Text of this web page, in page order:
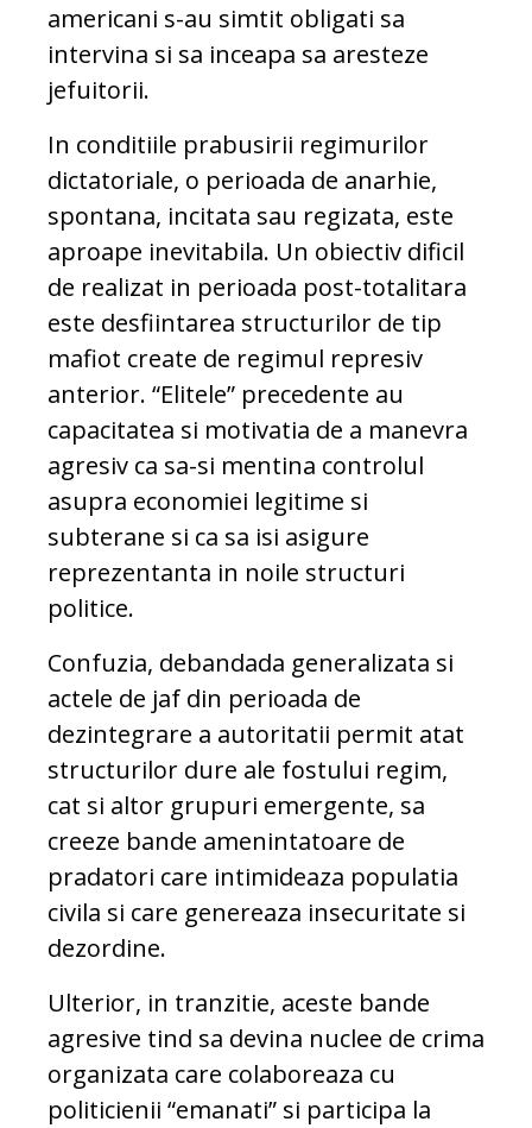
americani s-au simtit obligati sa
intervina si sa inceapa sa aresteze
jefuitorii.
In conditiile prabusirii regimurilor
dictatoriale, o perioada de anarhie,
spontana, incitata sau regizata, este
aproape inevitabila. Un obiectiv dificil
de realizat in perioada post-totalitara
este desfiintarea structurilor de tip
mafiot create de regimul represiv
anterior. “Elitele” precedente au
capacitatea si motivatia de a manevra
agresiv ca sa-si mentina controlul
asupra economiei legitime si
subterane si ca sa isi asigure
reprezentanta in noile structuri
politice.
Confuzia, debandada generalizata si
actele de jaf din perioada de
dezintegrare a autoritatii permit atat
structurilor dure ale fostului regim,
cat si altor grupuri emergente, sa
creeze bande amenintatoare de
pradatori care intimideaza populatia
civila si care genereaza insecuritate si
dezordine.
Ulterior, in tranzitie, aceste bande
agresive tind sa devina nuclee de crima
organizata care colaboreaza cu
politicienii “emanati” si participa la